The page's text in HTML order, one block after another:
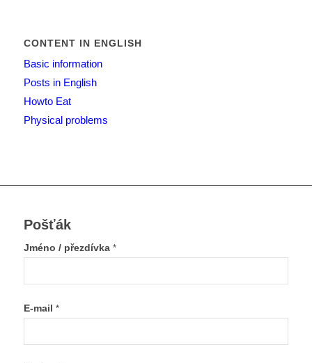
CONTENT IN ENGLISH
Basic information
Posts in English
Howto Eat
Physical problems
Pošťák
Jméno / přezdívka *
E-mail *